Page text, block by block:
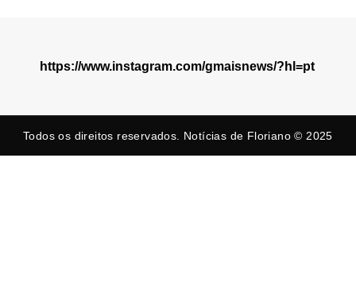
https://www.instagram.com/gmaisnews/?hl=pt
Todos os direitos reservados. Notícias de Floriano © 2025